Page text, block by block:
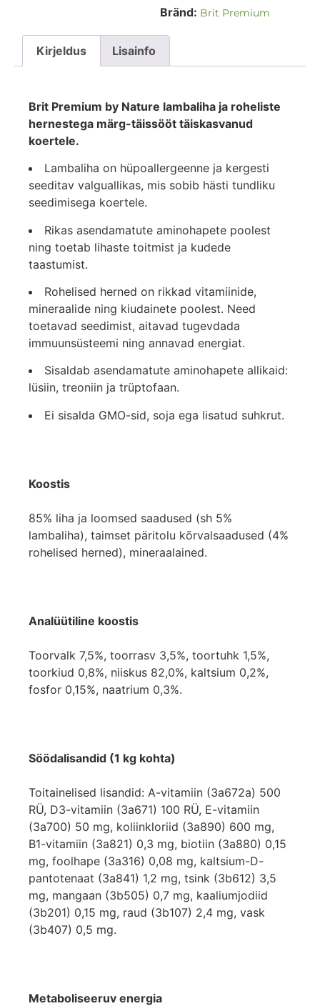
Bränd: Brit Premium
Kirjeldus Lisainfo
Brit Premium by Nature lambaliha ja roheliste
hernestega märg-täissööt täiskasvanud
koertele.
Lambaliha on hüpoallergeenne ja kergesti
seeditav valguallikas, mis sobib hästi tundliku
seedimisega koertele.
Rikas asendamatute aminohapete poolest
ning toetab lihaste toitmist ja kudede
taastumist.
Rohelised herned on rikkad vitamiinide,
mineraalide ning kiudainete poolest. Need
toetavad seedimist, aitavad tugevdada
immuunsüsteemi ning annavad energiat.
Sisaldab asendamatute aminohapete allikaid:
lüsiin, treoniin ja trüptofaan.
Ei sisalda GMO-sid, soja ega lisatud suhkrut.
Koostis
85% liha ja loomsed saadused (sh 5%
lambaliha), taimset päritolu kõrvalsaadused (4%
rohelised herned), mineraalained.
Analüütiline koostis
Toorvalk 7,5%, toorrasv 3,5%, toortuhk 1,5%,
toorkiud 0,8%, niiskus 82,0%, kaltsium 0,2%,
fosfor 0,15%, naatrium 0,3%.
Söödalisandid (1 kg kohta)
Toitainelised lisandid: A-vitamiin (3a672a) 500
RÜ, D3-vitamiin (3a671) 100 RÜ, E-vitamiin
(3a700) 50 mg, koliinkloriid (3a890) 600 mg,
B1-vitamiin (3a821) 0,3 mg, biotiin (3a880) 0,15
mg, foolhape (3a316) 0,08 mg, kaltsium-D-
pantotenaat (3a841) 1,2 mg, tsink (3b612) 3,5
mg, mangaan (3b505) 0,7 mg, kaaliumjodiid
(3b201) 0,15 mg, raud (3b107) 2,4 mg, vask
(3b407) 0,5 mg.
Metaboliseeruv energia